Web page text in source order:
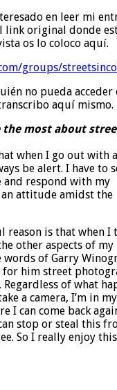
en leer mi
link original donde
os lo coloco aquí.
groups/
no pueda acceder
aquí mismo.
the most about
when I go out with a
be alert. I have to
and respond with my
an attitude amidst the
reason is that when I
other aspects of
words of Garry
for him street
of what
a camera, I’m in
I can come back
stop or steal this
So I really enjoy this